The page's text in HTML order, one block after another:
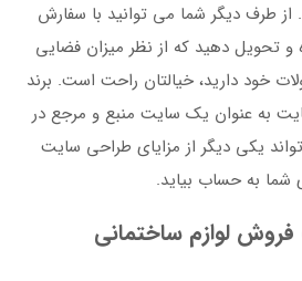
طرف دیگر شما می توانید با سفارش
تحویل دهید که از نظر میزان فضایی
خود دارید، خیالتان راحت است. برند
به عنوان یک سایت منبع و مرجع در
یکی دیگر از مزایای طراحی سایت
شما به حساب بیاید.
لوازم ساختمانی